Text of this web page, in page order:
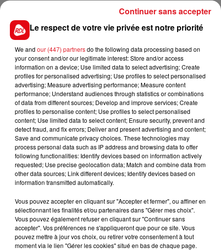
Son permis lui a été retiré et elle est convoquée
devant le tribunal de Dunkerque le 10 décembre
prochain.
FIL D'ACTUS
15 juillet 2026
BÉTHUNE: ENQUÊTE POUR HOMICIDE
VOLONTAIRE EN COURS, APRÈS LA...
Selon les premiers éléments, le logement servait
à des prostituées
Le respect de votre vie privée est notre priorité
We and our (447) partnersdo the following data processing based on
your consent and/or our legitimate interest: Store and/or access
information on a device; Use limited data to select advertising; Create
profiles for personalised advertising; Use profiles to select personalised
advertising; Measure advertising performance; Measure content
performance; Understand audiences through statistics or combinations
of data from different sources; Develop and improve services; Create
profiles to personalise content; Use profiles to select personalised
content; Use limited data to select content; Ensure security, prevent and
detect fraud, and fix errors; Deliver and present advertising and content;
Save and communicate privacy choices. These technologies may
process personal data such as IP address and browsing data to offer
following functionalities: Identify devices based on information actively
requested; Use precise geolocation data; Match and combine data from
other data sources; Link different devices; Identify devices based on
information transmitted automatically.
Vous pouvez accepter en cliquant sur "Accepter et fermer", ou affiner en
sélectionnant les finalités et/ou partenaires dans "Gérer mes choix".
Vous pouvez également refuser en cliquant sur "Continuer sans
accepter". Vos préférences ne s'appliqueront que pour ce site. Vous
pouvez mettre à jour vos choix, ou retirer votre consentement à tout
moment via le lien "Gérer les cookies" situé en bas de chaque page.
Continuer sans accepter